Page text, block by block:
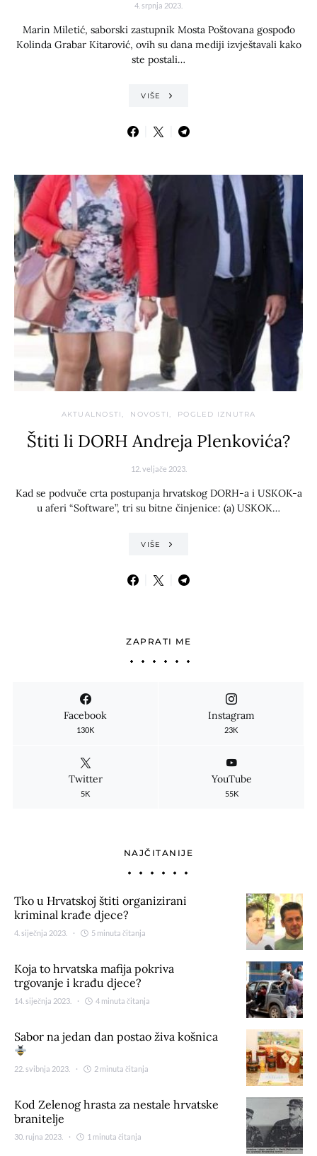
4. srpnja 2023.
Marin Miletić, saborski zastupnik Mosta Poštovana gospođo
Kolinda Grabar Kitarović, ovih su dana mediji izvještavali kako
ste postali…
VIŠE
AKTUALNOSTI NOVOSTI POGLED IZNUTRA
Štiti li DORH Andreja Plenkovića?
12. veljače 2023.
Kad se podvuče crta postupanja hrvatskog DORH-a i USKOK-a
u aferi “Software”, tri su bitne činjenice: (a) USKOK…
VIŠE
ZAPRATI ME
Facebook
130K
Instagram
23K
Twitter
5K
YouTube
55K
NAJČITANIJE
Tko u Hrvatskoj štiti organizirani
kriminal krađe djece?
4. siječnja 2023. 5 minuta čitanja
Koja to hrvatska mafija pokriva
trgovanje i krađu djece?
14. siječnja 2023. 4 minuta čitanja
Sabor na jedan dan postao živa košnica
22. svibnja 2023. 2 minuta čitanja
Kod Zelenog hrasta za nestale hrvatske
branitelje
30. rujna 2023. 1 minuta čitanja